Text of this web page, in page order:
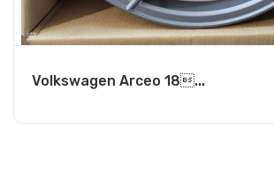
Volkswagen Arceo 18...